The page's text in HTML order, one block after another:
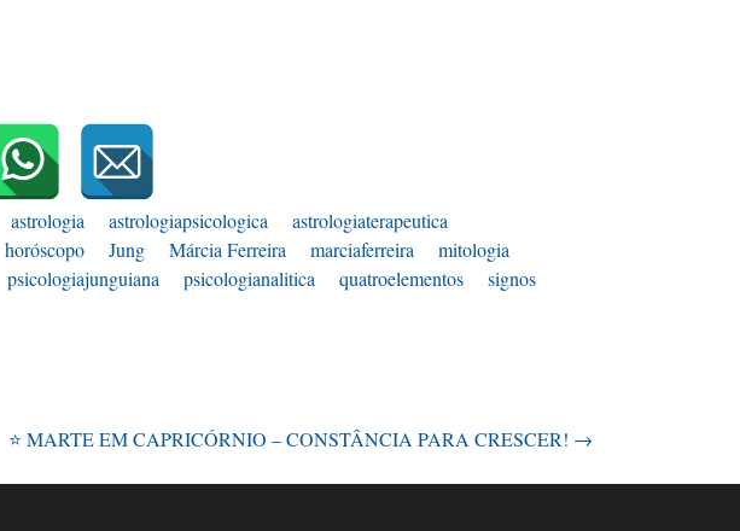
astrologia astrologiapsicologica
astrologiaterapeutica
horóscopo Jung Márcia Ferreira marciaferreira
mitologia
psicologiajunguiana psicologianalitica quatroelementos
signos
⭐ MARTE EM CAPRICÓRNIO – CONSTÂNCIA PARA CRESCER! →